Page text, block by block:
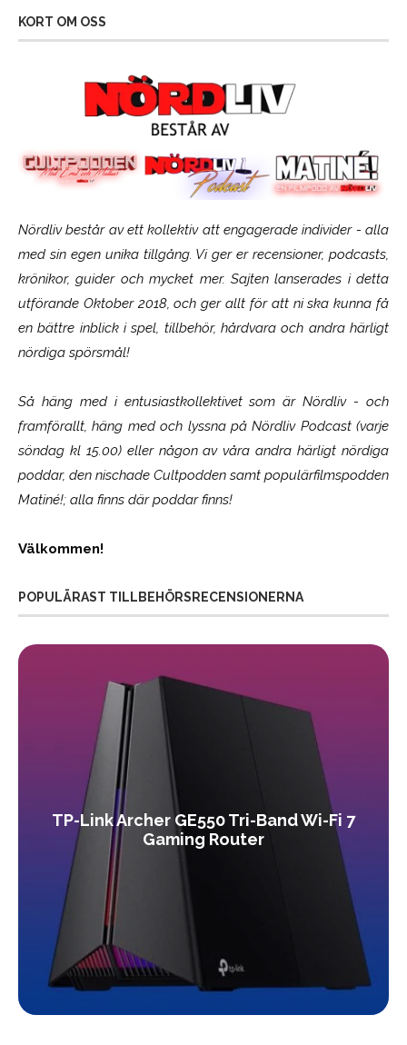
KORT OM OSS
Nördliv består av ett kollektiv att engagerade individer - alla
med sin egen unika tillgång. Vi ger er recensioner, podcasts,
krönikor, guider och mycket mer. Sajten lanserades i detta
utförande Oktober 2018, och ger allt för att ni ska kunna få
en bättre inblick i spel, tillbehör, hårdvara och andra härligt
nördiga spörsmål!
Så häng med i entusiastkollektivet som ärNördliv- och
framförallt, häng med och lyssna på Nördliv Podcast (varje
söndag kl 15.00) eller någon av våra andra härligt nördiga
poddar, den nischade Cultpodden samt populärfilmspodden
Matiné!; alla finns där poddar finns!
Välkommen!
POPULÄRAST TILLBEHÖRSRECENSIONERNA
TP-Link Archer GE550 Tri-Band Wi-Fi 7
Gaming Router